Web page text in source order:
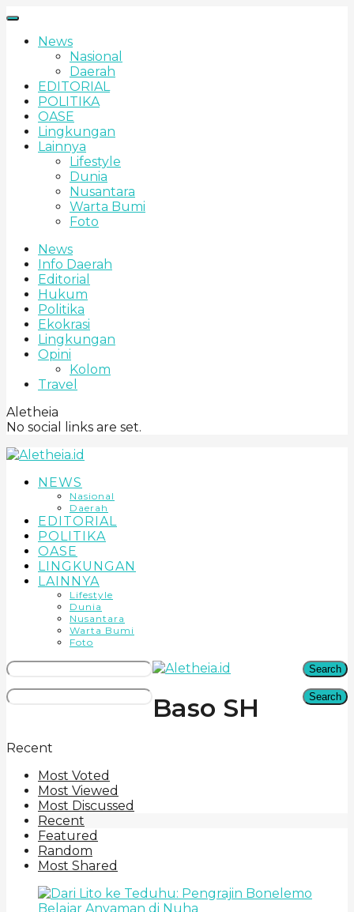
News
Nasional
Daerah
EDITORIAL
POLITIKA
OASE
Lingkungan
Lainnya
Lifestyle
Dunia
Nusantara
Warta Bumi
Foto
News
Info Daerah
Editorial
Hukum
Politika
Ekokrasi
Lingkungan
Opini
Kolom
Travel
Aletheia
No social links are set.
NEWS
Nasional
Daerah
EDITORIAL
POLITIKA
OASE
LINGKUNGAN
LAINNYA
Lifestyle
Dunia
Nusantara
Warta Bumi
Foto
Search
Search
Baso SH
Recent
Most Voted
Most Viewed
Most Discussed
Recent
Featured
Random
Most Shared